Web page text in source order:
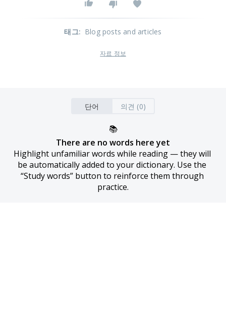
태그: Blog posts and articles
자료 정보
단어 의견 (0)
📚
There are no words here yet
Highlight unfamiliar words while reading — they will
be automatically added to your dictionary. Use the
“Study words” button to reinforce them through
practice.